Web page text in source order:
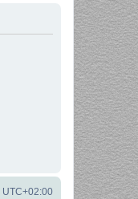
UTC+02:00